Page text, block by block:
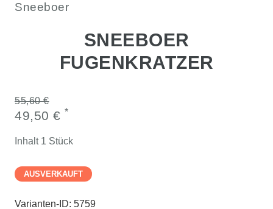
Sneeboer
SNEEBOER
FUGENKRATZER
55,60 €
49,50 € *
Inhalt 1 Stück
AUSVERKAUFT
Varianten-ID: 5759